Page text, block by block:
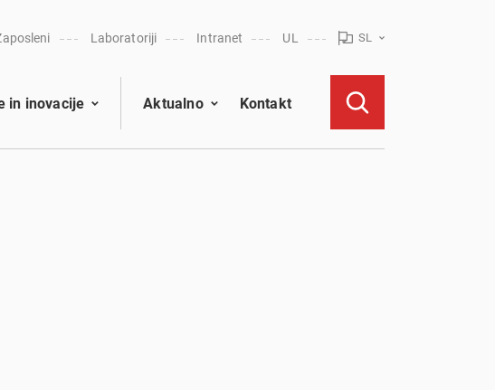
Laboratoriji Intranet UL SL
in inovacije Aktualno Kontakt